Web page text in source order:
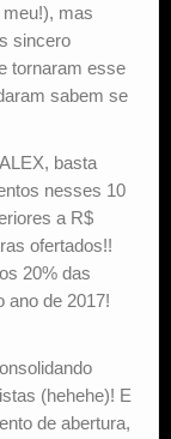
mas
sincero
tornaram esse
sabem se
basta
nesses 10
a R$
ofertados!!
20% das
ano de 2017!
(hehehe)! E
de abertura,